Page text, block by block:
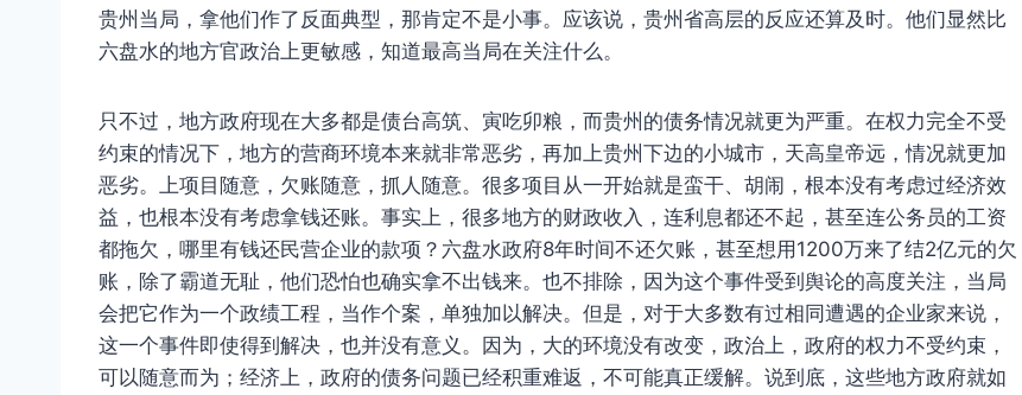
贵州当局，拿他们作了反面典型，那肯定不是小事。应该说，贵州省高层的反应还算及时。他们显然比
六盘水的地方官政治上更敏感，知道最高当局在关注什么。
只不过，地方政府现在大多都是债台高筑、寅吃卯粮，而贵州的债务情况就更为严重。在权力完全不受
约束的情况下，地方的营商环境本来就非常恶劣，再加上贵州下边的小城市，天高皇帝远，情况就更加
恶劣。上项目随意，欠账随意，抓人随意。很多项目从一开始就是蛮干、胡闹，根本没有考虑过经济效
益，也根本没有考虑拿钱还账。事实上，很多地方的财政收入，连利息都还不起，甚至连公务员的工资
都拖欠，哪里有钱还民营企业的款项？六盘水政府8年时间不还欠账，甚至想用1200万来了结2亿元的欠
账，除了霸道无耻，他们恐怕也确实拿不出钱来。也不排除，因为这个事件受到舆论的高度关注，当局
会把它作为一个政绩工程，当作个案，单独加以解决。但是，对于大多数有过相同遭遇的企业家来说，
这一个事件即使得到解决，也并没有意义。因为，大的环境没有改变，政治上，政府的权力不受约束，
可以随意而为；经济上，政府的债务问题已经积重难返，不可能真正缓解。说到底，这些地方政府就如